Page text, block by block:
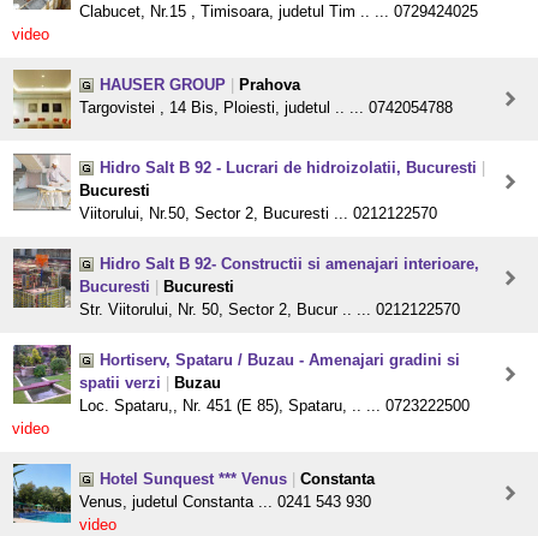
Clabucet, Nr.15 , Timisoara, judetul Tim .. ... 0729424025
video
HAUSER GROUP
Prahova
Targovistei , 14 Bis, Ploiesti, judetul .. ... 0742054788
Hidro Salt B 92 - Lucrari de hidroizolatii, Bucuresti
Bucuresti
Viitorului, Nr.50, Sector 2, Bucuresti ... 0212122570
Hidro Salt B 92- Constructii si amenajari interioare,
Bucuresti
Bucuresti
Str. Viitorului, Nr. 50, Sector 2, Bucur .. ... 0212122570
Hortiserv, Spataru / Buzau - Amenajari gradini si
spatii verzi
Buzau
Loc. Spataru,, Nr. 451 (E 85), Spataru, .. ... 0723222500
video
Hotel Sunquest *** Venus
Constanta
Venus, judetul Constanta ... 0241 543 930
video